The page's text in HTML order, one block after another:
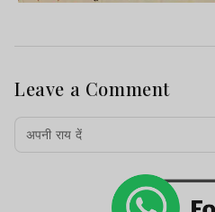
Leave a Comment